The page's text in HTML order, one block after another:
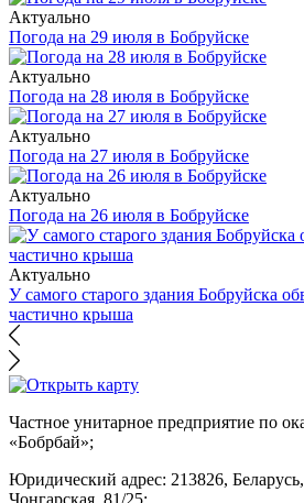
Актуально
Погода на 29 июля в Бобруйске
Актуально
Погода на 28 июля в Бобруйске
Актуально
Погода на 27 июля в Бобруйске
Актуально
Погода на 26 июля в Бобруйске
Актуально
У самого старого здания Бобруйска
частично крыша
Частное унитарное предприятие по
«Бобрбай»;
Юридический адрес: 213826,
Чонгарская, 81/25;